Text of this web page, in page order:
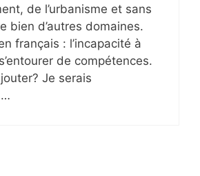
de l’urbanisme et sans
bien d’autres domaines.
français : l’incapacité à
de compétences.
Je serais
…